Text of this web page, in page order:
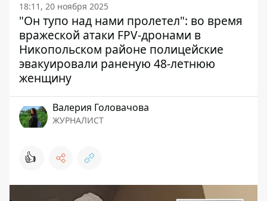
18:11, 20 ноября 2025
"Он тупо над нами пролетел": во время
вражеской атаки FPV-дронами в
Никопольском районе полицейские
эвакуировали раненую 48-летнюю
женщину
Валерия Головачова
ЖУРНАЛИСТ
👍